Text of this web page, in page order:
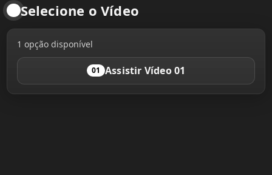
Selecione o Vídeo
1 opção disponível
01 Assistir Vídeo 01